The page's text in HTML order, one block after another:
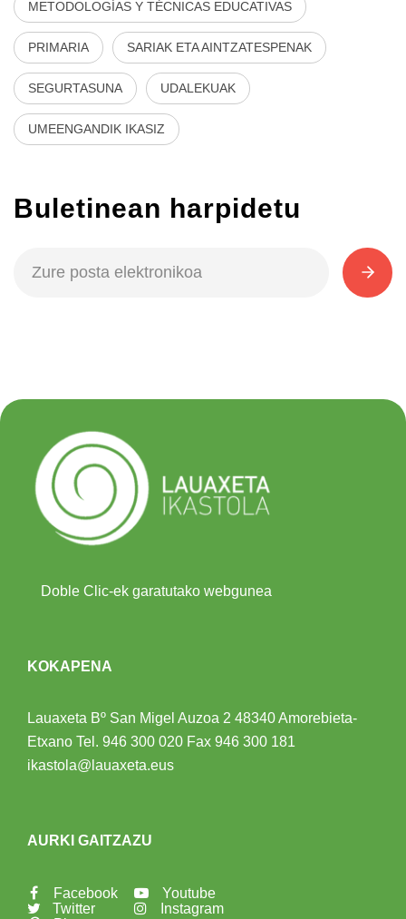
METODOLOGÍAS Y TÉCNICAS EDUCATIVAS
PRIMARIA SARIAK ETA AINTZATESPENAK
SEGURTASUNA UDALEKUAK
UMEENGANDIK IKASIZ
Buletinean harpidetu
Doble Clic-ek garatutako webgunea
KOKAPENA
Lauaxeta Bº San Migel Auzoa 2 48340 Amorebieta-
Etxano Tel. 946 300 020 Fax 946 300 181
ikastola@lauaxeta.eus
AURKI GAITZAZU
Facebook
Twitter
Youtube
Instagram